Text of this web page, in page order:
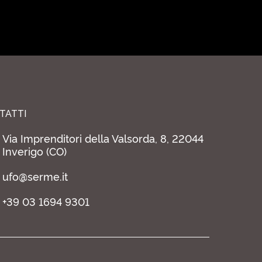
Via Imprenditori della Valsorda, 8, 22044
Inverigo (CO)
ufo@serme.it
+39 03 1694 9301